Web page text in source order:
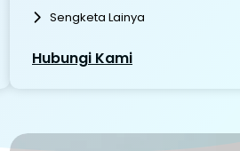
Sengketa Lainya
Hubungi Kami